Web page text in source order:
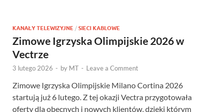
KANAŁY TELEWIZYJNE / SIECI KABLOWE
Zimowe Igrzyska Olimpijskie 2026 w
Vectrze
3 lutego 2026 - by MT - Leave a Comment
Zimowe Igrzyska Olimpijskie Milano Cortina 2026
startują już 6 lutego. Z tej okazji Vectra przygotowała
oferty dla obecnych i nowych klientów, dzięki którym